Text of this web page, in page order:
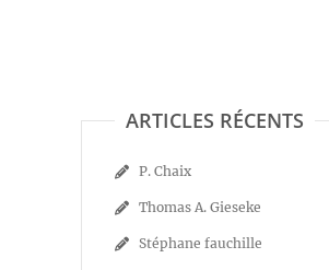
ARTICLES RÉCENTS
P. Chaix
Thomas A. Gieseke
Stéphane fauchille